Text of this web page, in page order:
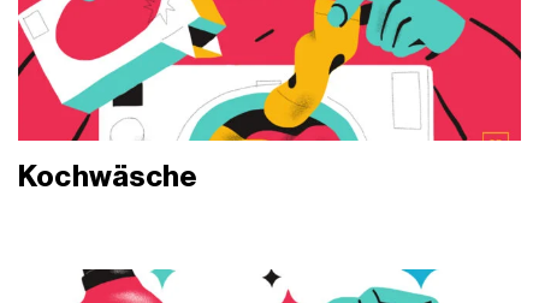
Kochwäsche